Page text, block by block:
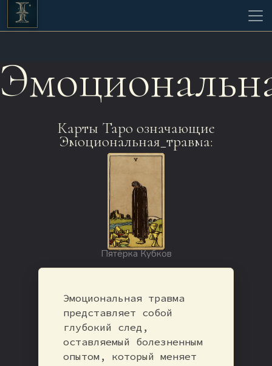
Карты Таро означающие
Эмоциональная_травма:
Пятёрка Кубков
Эмоциональная травма
представляет собой
глубокий след,
оставляемый болезненным
опытом, который меняет